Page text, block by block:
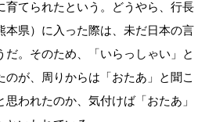
育てられたという。どうやら、行長
本県）に入った際は、未だ日本の言
だ。そのため、「いらっしゃい」と
のが、周りからは「おたあ」と聞こ
われたのか、気付けば「おたあ」